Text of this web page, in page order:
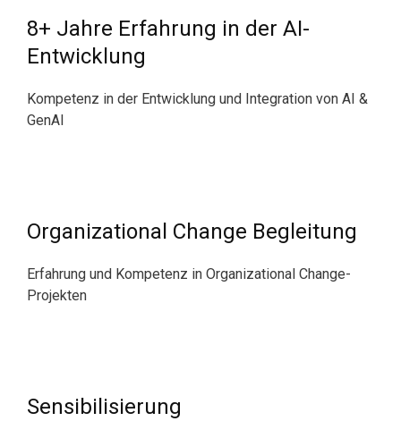
8+ Jahre Erfahrung in der AI-
Entwicklung
Kompetenz in der Entwicklung und Integration von AI &
GenAI
Organizational Change Begleitung
Erfahrung und Kompetenz in Organizational Change-
Projekten
Sensibilisierung